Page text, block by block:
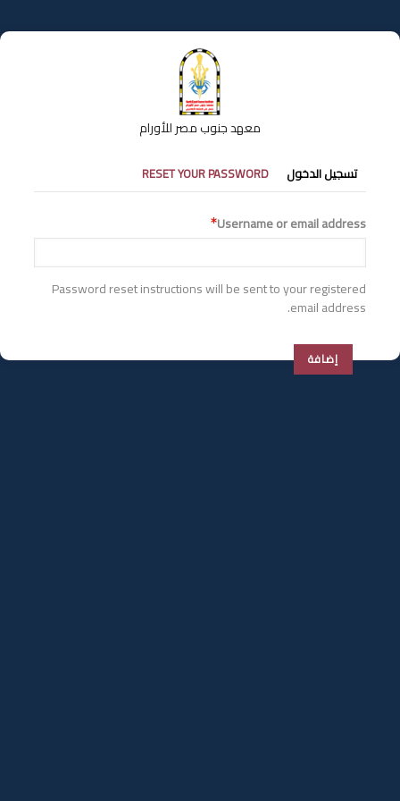
إلى
المحتوى
معهد جنوب مصر للأورام
التبويبات
الأساسية
تسجيل الدخول RESET YOUR PASSWORD
Username or email address
Password reset instructions will be sent to your registered
email address.